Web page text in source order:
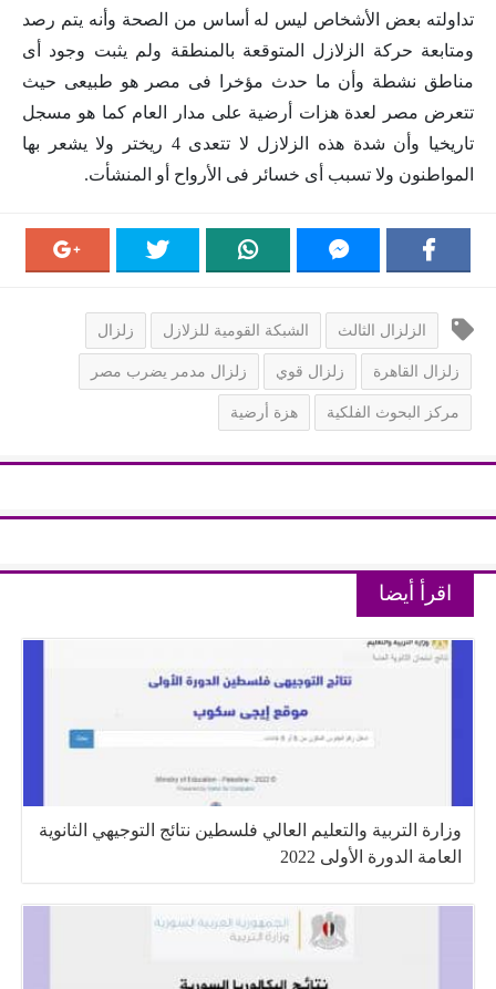
تداولته بعض الأشخاص ليس له أساس من الصحة وأنه يتم رصد
ومتابعة حركة الزلازل المتوقعة بالمنطقة ولم يثبت وجود أى
مناطق نشطة وأن ما حدث مؤخرا فى مصر هو طبيعى حيث
تتعرض مصر لعدة هزات أرضية على مدار العام كما هو مسجل
تاريخيا وأن شدة هذه الزلازل لا تتعدى 4 ريختر ولا يشعر بها
المواطنون ولا تسبب أى خسائر فى الأرواح أو المنشأت.
الزلزال الثالث الشبكة القومية للزلازل زلزال
زلزال القاهرة زلزال قوي زلزال مدمر يضرب مصر
مركز البحوث الفلكية هزة أرضية
اقرأ أيضا
وزارة التربية والتعليم العالي فلسطين نتائج التوجيهي الثانوية
العامة الدورة الأولى 2022